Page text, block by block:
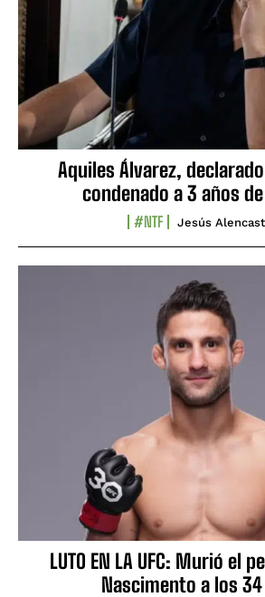
Aquiles Álvarez,
condenado a 3 años
#NTF Jesús
LUTO EN LA UFC: Murió el
Nascimento a los